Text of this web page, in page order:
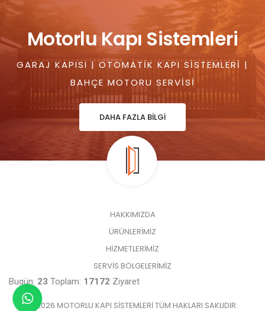
Motorlu Kapı Sistemleri
GARAJ KAPISI | OTOMATIK KAPI SISTEMLERI |
BAHÇE MOTORU SERVISI
DAHA FAZLA BİLGİ
HAKKIMIZDA
ÜRÜNLERİMİZ
HİZMETLERİMİZ
SERVİS BÖLGELERİMİZ
Bugün: 23 Toplam: 17172 Ziyaret
© 2026 MOTORLU KAPI SISTEMLERI TÜM HAKLARI SAKLIDIR.